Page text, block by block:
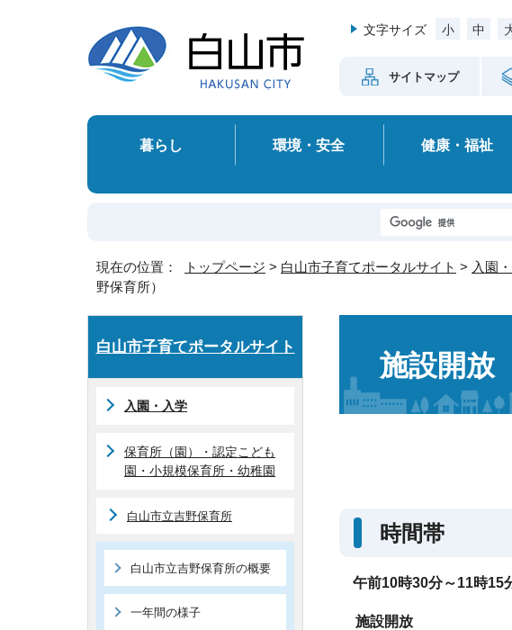
文字サイズ 小 中
サイトマップ
暮らし 環境・安全 健康・福祉
現在の位置： トップページ > 白山市子育てポータルサイト > 入園
野保育所）
施設開放
時間帯
午前10時30分～11時15
施設開放
白山市子育てポータルサイト
入園・入学
保育所（園）・認定こども
園・小規模保育所・幼稚園
白山市立吉野保育所
白山市立吉野保育所の概要
一年間の様子